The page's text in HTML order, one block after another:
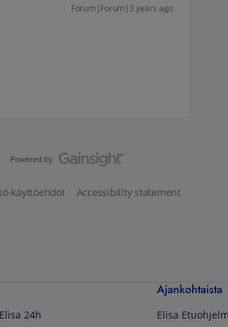
Forum|Forum|3 years ago
käyttöehdot Accessibility statement
24h
Ajankohtaista
Elisa